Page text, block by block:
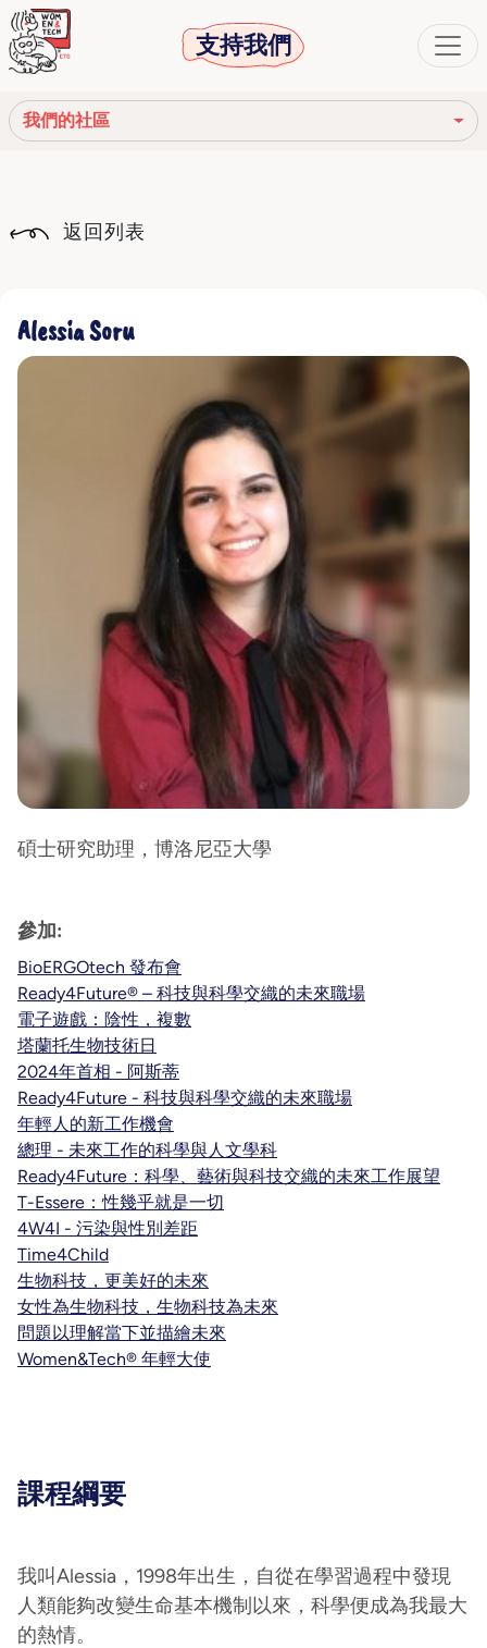
支持我們
我們的社區
我們的網絡
我們的社區
返回列表
Alessia Soru
碩士研究助理，博洛尼亞大學
參加:
BioERGOtech 發布會
Ready4Future® – 科技與科學交織的未來職場
電子遊戲：陰性，複數
塔蘭托生物技術日
2024年首相 - 阿斯蒂
Ready4Future - 科技與科學交織的未來職場
年輕人的新工作機會
總理 - 未來工作的科學與人文學科
Ready4Future：科學、藝術與科技交織的未來工作展望
T-Essere：性幾乎就是一切
4W4I - 污染與性別差距
Time4Child
生物科技，更美好的未來
女性為生物科技，生物科技為未來
問題以理解當下並描繪未來
Women&Tech® 年輕大使
課程綱要
我叫Alessia，1998年出生，自從在學習過程中發現
人類能夠改變生命基本機制以來，科學便成為我最大
的熱情。